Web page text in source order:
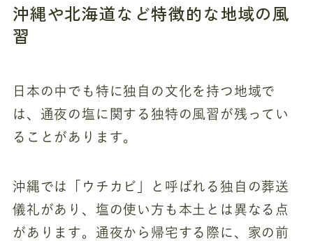
沖縄や北海道など特徴的な地域の風
習
日本の中でも特に独自の文化を持つ地域で
は、通夜の塩に関する独特の風習が残ってい
ることがあります。
沖縄では「ウチカビ」と呼ばれる独自の葬送
儀礼があり、塩の使い方も本土とは異なる点
があります。通夜から帰宅する際に、家の前